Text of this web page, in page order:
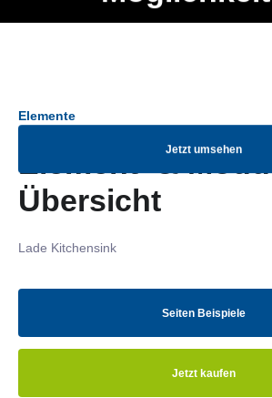
Jetzt umsehen
Elemente
Element- & Modul-
Übersicht
Lade Kitchensink
Seiten Beispiele
Jetzt kaufen